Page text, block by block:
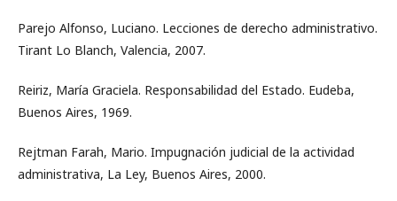
Parejo Alfonso, Luciano. Lecciones de derecho administrativo.
Tirant Lo Blanch, Valencia, 2007.
Reiriz, María Graciela. Responsabilidad del Estado. Eudeba,
Buenos Aires, 1969.
Rejtman Farah, Mario. Impugnación judicial de la actividad
administrativa, La Ley, Buenos Aires, 2000.